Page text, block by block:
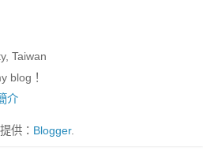
Taiwan
blog！
介
供： Blogger.